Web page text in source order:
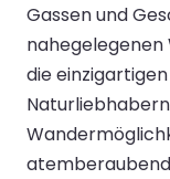
Gassen und
nahegelegenen
die